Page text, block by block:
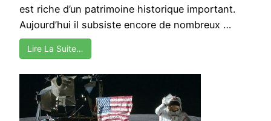
est riche d’un patrimoine historique important.
Aujourd’hui il subsiste encore de nombreux …
Lire La Suite…